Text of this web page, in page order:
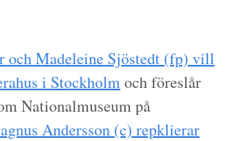
och Madeleine Sjöstedt (fp) vill
i Stockholmoch föreslår
Nationalmuseum på
Andersson (c) repklierar